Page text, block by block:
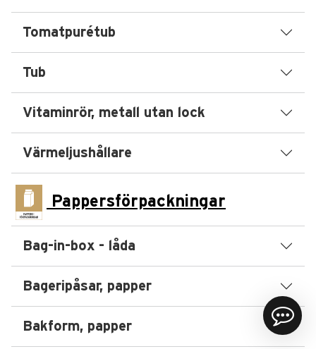
Tomatpurétub
Tub
Vitaminrör, metall utan lock
Värmeljushållare
Pappersförpackningar
Bag-in-box - låda
Bageripåsar, papper
Bakform, papper